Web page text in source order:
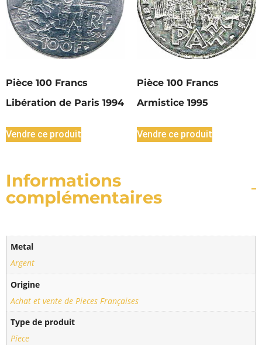
Pièce 100 Francs
Libération de Paris 1994
Vendre ce produit
Pièce 100 Francs
Armistice 1995
Vendre ce produit
Informations
complémentaires
Metal
Argent
Origine
Achat et vente de Pieces Françaises
Type de produit
Piece